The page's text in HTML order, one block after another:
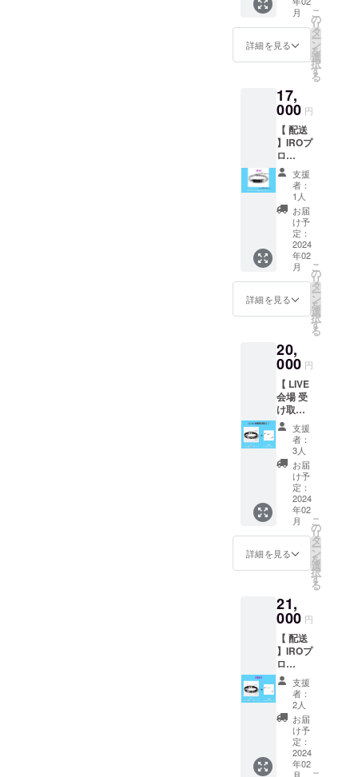
はLIVE
会場受
け取り
ver.をご
白ベー
スス
テッ
カー、
8.6cm×
9.5cm
の中に
デザイ
お手に
取って
頂けま
すよ
送ver.も
致しま
した。※
み 生誕
祭以降
の発送
となり
ますの
で当日
受け取
りが可
能な方
はLIVE
会場受
け取り
ver.をご
選択下
ティは
リブ付
き ※白
ベース
ステッ
カー、
8.6cm×
9.5cm
の中に
デザイ
IROの
ファン
マーク
である
氷をモ
ステン
レス素
材の
『ΦIRO
』の刻
印ブレ
スレッ
トとな
りま
す。 配
送をご
希望の
方は
¥17000
の配送
ver.をご
選択く
をご購
入され
配送へ
の切り
替えは
出来か
ねます
のでご
注意下
さいま
せ。 ※
生誕祭
以降の
LIVE で
したら
いつで
す。 ※
字体は
イメー
ジで
す。
月
詳細を見る
こ
の
リ
タ
ー
ン
を
選
択
す
る
17,
000 円
【 配送
】IROプ
ロ
デュー
ス刻印
ブレス
レット
です。
IROの
ファン
マーク
である
氷をモ
チーフ
とした
材の
『ΦIRO
』の刻
印ブレ
スレッ
トとな
りま
す。 遠
方の方
でもお
手に
取って
頂けま
すよ
う、配
送ver.も
ご用意
した。※
み 生誕
祭以降
となり
ますの
で当日
受け取
りが可
能な方
はLIVE
会場受
け取り
ver.をご
選択下
支援
者：
1人
お届
け予
定：
2024
年02
月
詳細を見る
こ
の
リ
タ
ー
ン
を
選
択
す
る
20,
000 円
【 LIVE
会場 受
け取り
】IROプ
ロ
デュー
スベル
ト型ブ
レス
レット
＆あな
たに向
けた直
筆メッ
セージ
となり
ます。
配送を
ご希望
の方は
¥21000
の配送
ver.をご
選択く
ださい
ませ。
※こちら
をご購
入され
支援
者：
3人
お届
け予
定：
2024
年02
月
詳細を見る
こ
の
リ
タ
ー
ン
を
選
択
す
る
21,
000 円
【 配送
】IROプ
ロ
デュー
スベル
ト型ブ
レス
レット
＆あな
たに向
けた直
支援
者：
2人
お届
け予
定：
2024
年02